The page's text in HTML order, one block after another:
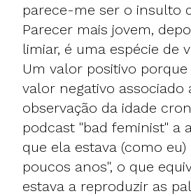
parece-me ser o insulto
Parecer mais jovem,
limiar, é uma espécie de
Um valor positivo
valor negativo associado
observação da idade
podcast "bad feminist" a
que ela estava (como eu)
poucos anos", o que
estava a reproduzir as